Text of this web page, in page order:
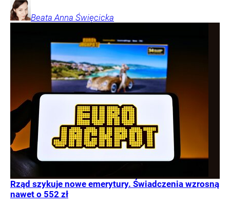
Beata Anna Święcicka
Rząd szykuje nowe emerytury. Świadczenia wzrosną
nawet o 552 zł